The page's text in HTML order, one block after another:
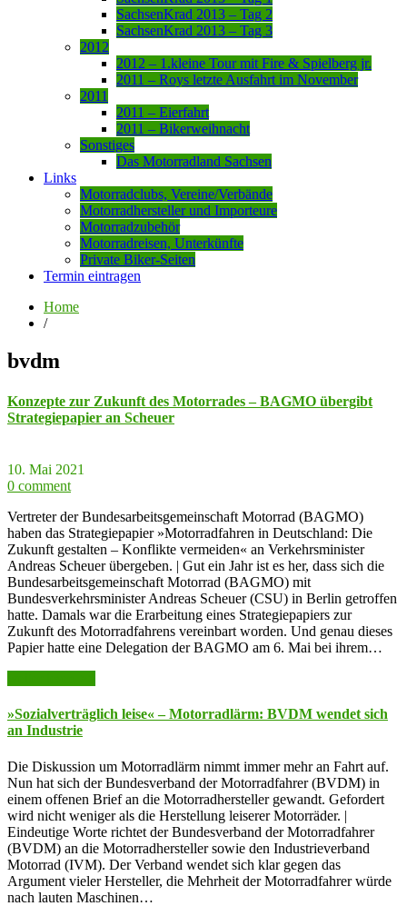
SachsenKrad 2013 – Tag 2
SachsenKrad 2013 – Tag 3
2012
2012 – 1.kleine Tour mit Fire & Spielberg jr.
2011 – Roys letzte Ausfahrt im November
2011
2011 – Eierfahrt
2011 – Bikerweihnacht
Sonstiges
Das Motorradland Sachsen
Links
Motorradclubs, Vereine/Verbände
Motorradhersteller und Importeure
Motorradzubehör
Motorradreisen, Unterkünfte
Private Biker-Seiten
Termin eintragen
Home
/
bvdm
Konzepte zur Zukunft des Motorrades – BAGMO übergibt
Strategiepapier an Scheuer
10. Mai 2021
0 comment
Vertreter der Bundesarbeitsgemeinschaft Motorrad (BAGMO)
haben das Strategiepapier »Motorradfahren in Deutschland: Die
Zukunft gestalten – Konflikte vermeiden« an Verkehrsminister
Andreas Scheuer übergeben. | Gut ein Jahr ist es her, dass sich die
Bundesarbeitsgemeinschaft Motorrad (BAGMO) mit
Bundesverkehrsminister Andreas Scheuer (CSU) in Berlin getroffen
hatte. Damals war die Erarbeitung eines Strategiepapiers zur
Zukunft des Motorradfahrens vereinbart worden. Und genau dieses
Papier hatte eine Delegation der BAGMO am 6. Mai bei ihrem…
»Sozialverträglich leise« – Motorradlärm: BVDM wendet sich
an Industrie
Die Diskussion um Motorradlärm nimmt immer mehr an Fahrt auf.
Nun hat sich der Bundesverband der Motorradfahrer (BVDM) in
einem offenen Brief an die Motorradhersteller gewandt. Gefordert
wird nicht weniger als die Herstellung leiserer Motorräder. |
Eindeutige Worte richtet der Bundesverband der Motorradfahrer
(BVDM) an die Motorradhersteller sowie den Industrieverband
Motorrad (IVM). Der Verband wendet sich klar gegen das
Argument vieler Hersteller, die Mehrheit der Motorradfahrer würde
nach lauten Maschinen…